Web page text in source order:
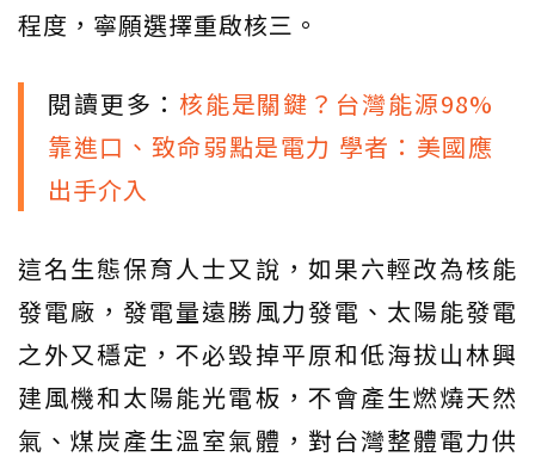
程度，寧願選擇重啟核三。
閱讀更多： 核能是關鍵？台灣能源98%
靠進口、致命弱點是電力 學者：美國應
出手介入
這名生態保育人士又說，如果六輕改為核能
發電廠，發電量遠勝風力發電、太陽能發電
之外又穩定，不必毀掉平原和低海拔山林興
建風機和太陽能光電板，不會產生燃燒天然
氣、煤炭產生溫室氣體，對台灣整體電力供